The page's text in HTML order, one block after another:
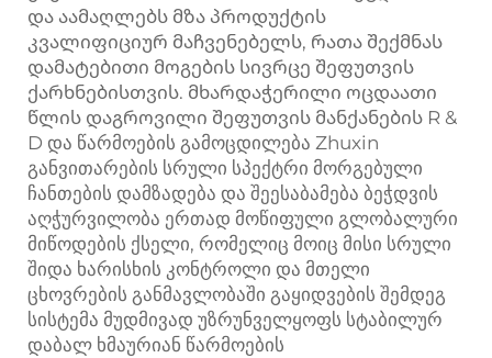
და აამაღლებს მზა პროდუქტის
კვალიფიციურ მაჩვენებელს, რათა შექმნას
დამატებითი მოგების სივრცე შეფუთვის
ქარხნებისთვის. მხარდაჭერილი ოცდაათი
წლის დაგროვილი შეფუთვის მანქანების R &
D და წარმოების გამოცდილება Zhuxin
განვითარების სრული სპექტრი მორგებული
ჩანთების დამზადება და შეესაბამება ბეჭდვის
აღჭურვილობა ერთად მოწიფული გლობალური
მიწოდების ქსელი, რომელიც მოიც მისი სრული
შიდა ხარისხის კონტროლი და მთელი
ცხოვრების განმავლობაში გაყიდვების შემდეგ
სისტემა მუდმივად უზრუნველყოფს სტაბილურ
დაბალ ხმაურიან წარმოების